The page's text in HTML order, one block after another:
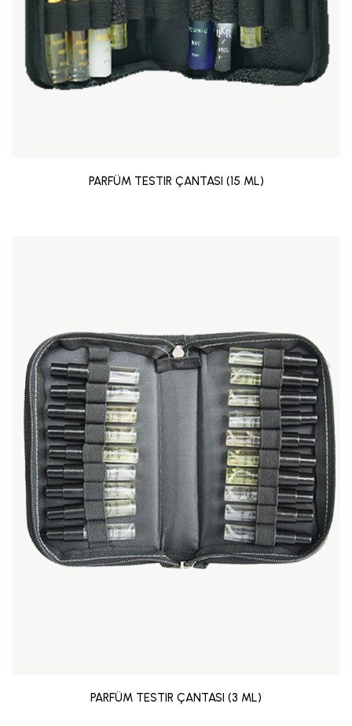
PARFÜM TESTIR ÇANTASI (15 ML)
PARFÜM TESTIR ÇANTASI (3 ML)